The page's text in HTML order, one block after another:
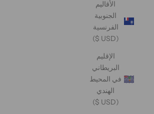
الأقاليم
الجنوبية
الفرنسية
(USD $)
الإقليم
البريطاني
في المحيط
الهندي
(USD $)